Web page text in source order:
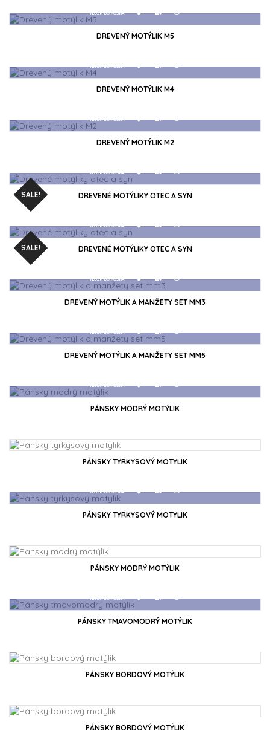
VLOŽIŤ DO KOŠÍKA
VLOŽIŤ DO KOŠÍKA
VLOŽIŤ DO KOŠÍKA
VLOŽIŤ DO KOŠÍKA
VLOŽIŤ DO KOŠÍKA
VLOŽIŤ DO KOŠÍKA
DREVENÝ MOTÝLIK M5
DREVENÝ MOTÝLIK M4
DREVENÝ MOTÝLIK M2
SALE! DREVENÉ MOTÝLIKY OTEC A SYN
SALE! DREVENÉ MOTÝLIKY OTEC A SYN
DREVENÝ MOTÝLIK A MANŽETY SET MM3
DREVENÝ MOTÝLIK A MANŽETY SET MM5
PÁNSKY MODRÝ MOTÝLIK
PÁNSKY TYRKYSOVÝ MOTYLIK
PÁNSKY TYRKYSOVÝ MOTYLIK
PÁNSKY MODRÝ MOTÝLIK
PÁNSKY TMAVOMODRÝ MOTÝLIK
PÁNSKY BORDOVÝ MOTÝLIK
PÁNSKY BORDOVÝ MOTÝLIK